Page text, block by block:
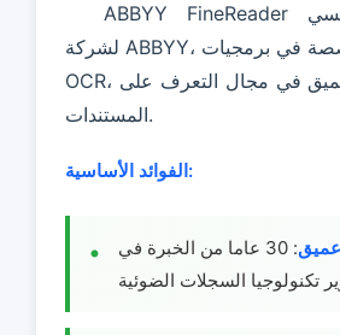
ABBYY FineReader هو المنتج الرئيسي
لشركة ABBYY، وهي شركة متخصصة في برمجيات
OCR، مع تراكم تقني عميق في مجال التعرف على
المستندات.
الفوائد الأساسية:
عميق
: 30 عاما من الخبرة في
تكنولوجيا السجلات الضوئية